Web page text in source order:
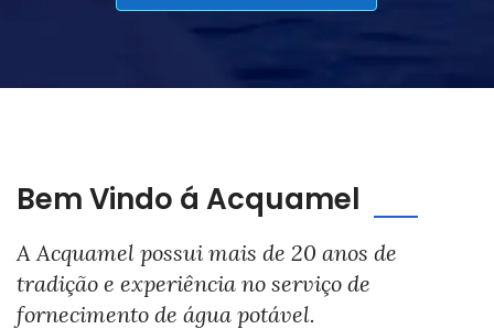
Bem Vindo á Acquamel
A Acquamel possui mais de 20 anos de
tradição e experiência no serviço de
fornecimento de água potável.